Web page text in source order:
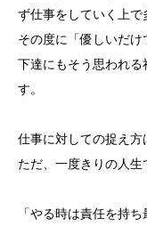
ず仕事をしていく上で
その度に「優しいだ
下達にもそう思われる
す。
仕事に対しての捉え方
ただ、一度きりの人生
「やる時は責任を持